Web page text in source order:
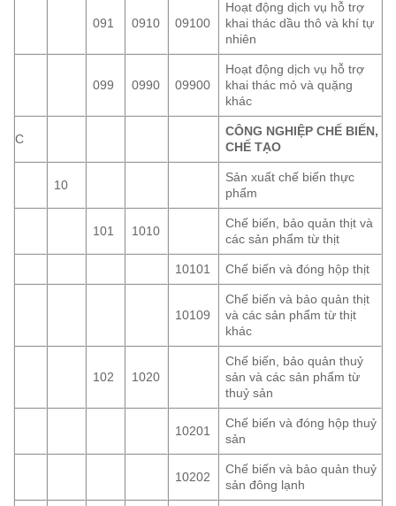
091 0910 09100
Hoạt động dịch vụ hỗ trợ
khai thác dầu thô và khí tự
nhiên
099 0990 09900
Hoạt động dịch vụ hỗ trợ
khai thác mỏ và quặng
khác
C
CÔNG NGHIỆP CHẾ BIẾN,
CHẾ TẠO
10
Sản xuất chế biến thực
phẩm
101 1010
Chế biến, bảo quản thịt và
các sản phẩm từ thịt
10101 Chế biến và đóng hộp thịt
10109
Chế biến và bảo quản thịt
và các sản phẩm từ thịt
khác
102 1020
Chế biến, bảo quản thuỷ
sản và các sản phẩm từ
thuỷ sản
10201
Chế biến và đóng hộp thuỷ
sản
10202
Chế biến và bảo quản thuỷ
sản đông lạnh